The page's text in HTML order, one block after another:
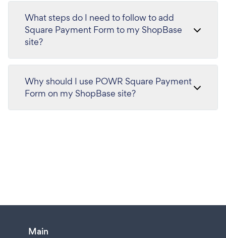
What steps do I need to follow to add
Square Payment Form to my ShopBase
site?
Why should I use POWR Square Payment
Form on my ShopBase site?
Main